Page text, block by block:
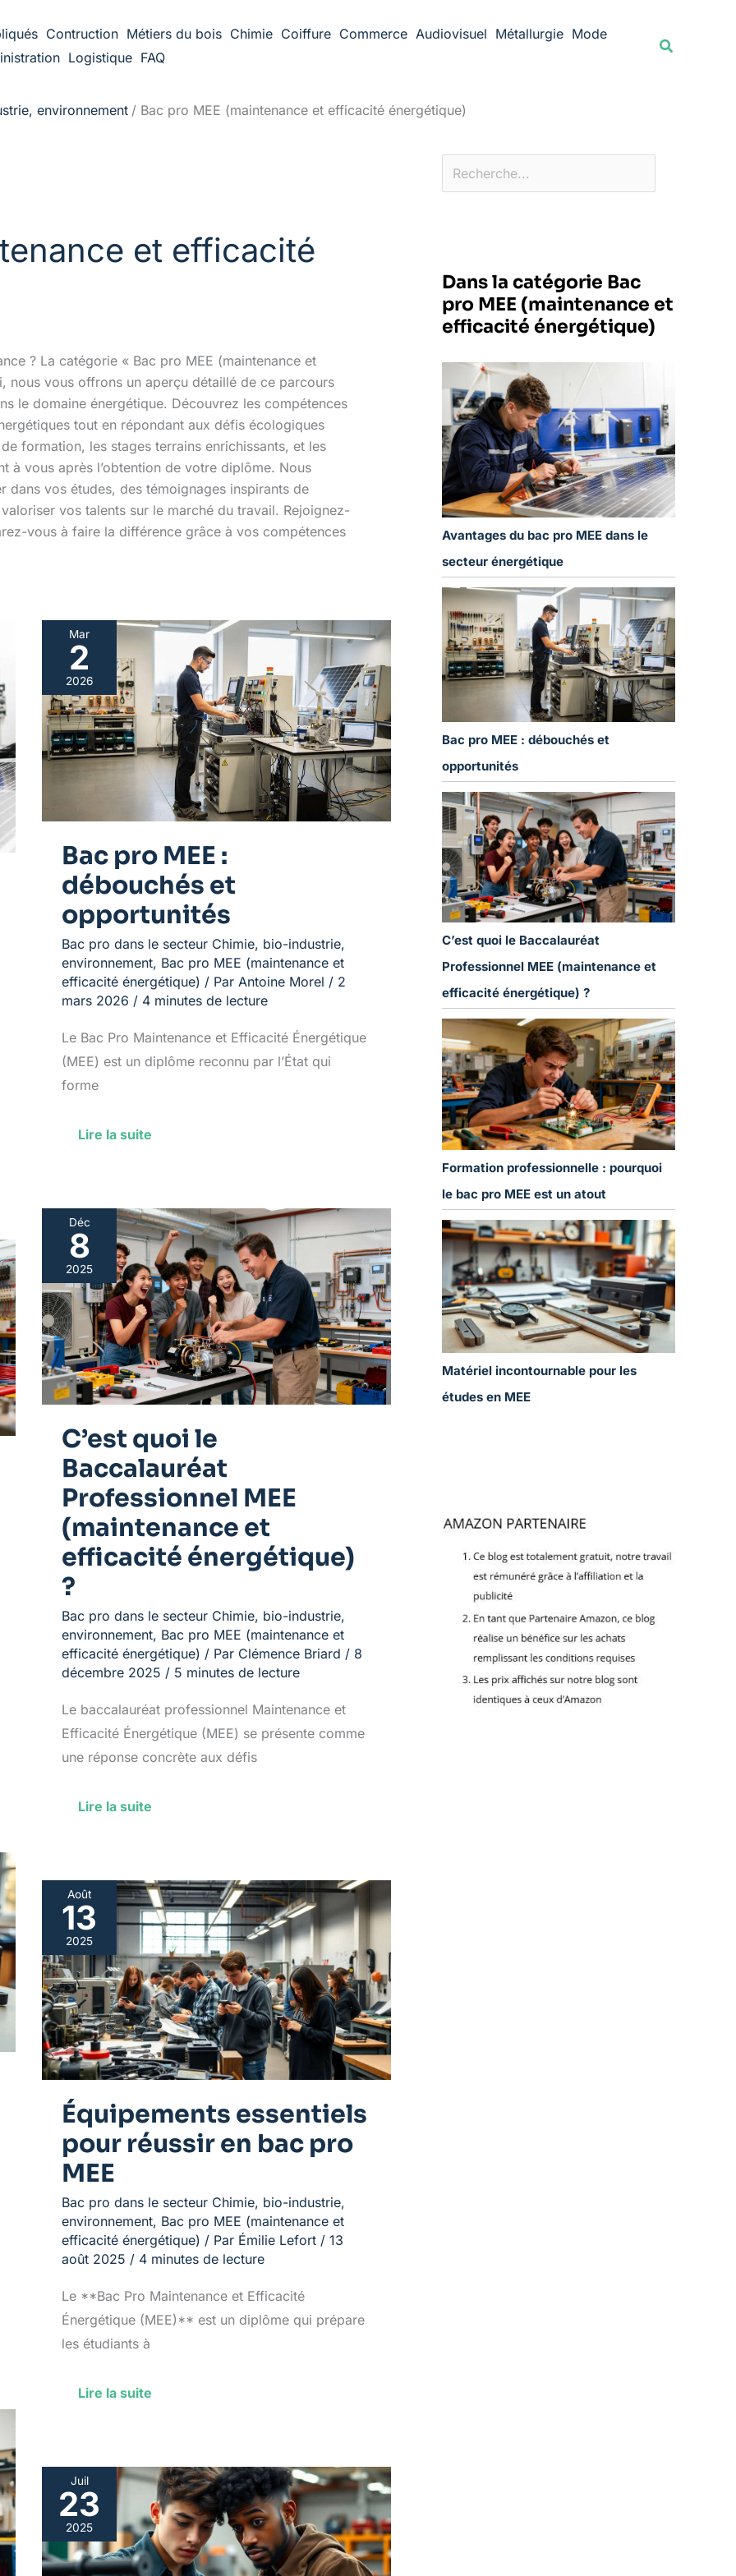
Contruction Métiers du bois Chimie Coiffure Commerce Audiovisuel Métallurgie Mode
Logistique FAQ
environnement Bac pro MEE (maintenance et efficacité énergétique)
et efficacité
? La catégorie « Bac pro MEE (maintenance et
nous vous offrons un aperçu détaillé de ce parcours
le domaine énergétique. Découvrez les compétences
tout en répondant aux défis écologiques
formation, les stages terrains enrichissants, et les
à vous après l’obtention de votre diplôme. Nous
dans vos études, des témoignages inspirants de
vos talents sur le marché du travail. Rejoignez-
vous à faire la différence grâce à vos compétences
Mar
2
2026
Bac pro MEE :
débouchés et
opportunités
Bac pro dans le secteur Chimie, bio-industrie,
environnement, Bac pro MEE (maintenance et
efficacité énergétique) / Par Antoine Morel / 2
mars 2026 / 4 minutes de lecture
Le Bac Pro Maintenance et Efficacité Énergétique
(MEE) est un diplôme reconnu par l’État qui
forme
Bac
pro
MEE
:
débouchés
et
opportunités
Lire la suite
Déc
8
2025
C’est quoi le
Baccalauréat
Professionnel MEE
(maintenance et
efficacité énergétique)
?
Bac pro dans le secteur Chimie, bio-industrie,
environnement, Bac pro MEE (maintenance et
efficacité énergétique) / Par Clémence Briard / 8
décembre 2025 / 5 minutes de lecture
Le baccalauréat professionnel Maintenance et
Efficacité Énergétique (MEE) se présente comme
une réponse concrète aux défis
C’est
quoi
le
Baccalauréat
Professionnel
MEE
(maintenance
et
efficacité
énergétique)
Lire la suite
Août
13
2025
Équipements essentiels
pour réussir en bac pro
MEE
Bac pro dans le secteur Chimie, bio-industrie,
environnement, Bac pro MEE (maintenance et
efficacité énergétique) / Par Émilie Lefort / 13
août 2025 / 4 minutes de lecture
Le **Bac Pro Maintenance et Efficacité
Énergétique (MEE)** est un diplôme qui prépare
les étudiants à
Équipements
essentiels
pour
réussir
en
bac
pro
MEE
Lire la suite
Juil
23
2025
Les
meilleures
formations
post-
bac
Dans la catégorie Bac
pro MEE (maintenance et
efficacité énergétique)
Avantages du bac pro MEE dans le
secteur énergétique
Bac pro MEE : débouchés et
opportunités
C’est quoi le Baccalauréat
Professionnel MEE (maintenance et
efficacité énergétique) ?
Formation professionnelle : pourquoi
le bac pro MEE est un atout
Matériel incontournable pour les
études en MEE